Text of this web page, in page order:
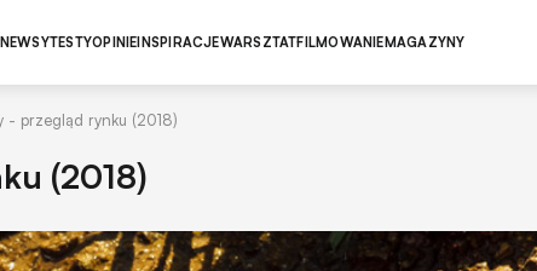
NEWSYTESTYOPINIEINSPIRACJEWARSZTATFILMOWANIEMAGAZYNY
- przegląd rynku (2018)
(2018)